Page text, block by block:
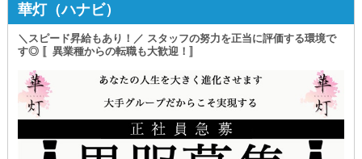
華灯（ハナビ）
＼スピード昇給もあり！／ スタッフの努力を正当に評価する環境で
す◎ 〚異業種からの転職も大歓迎！〛